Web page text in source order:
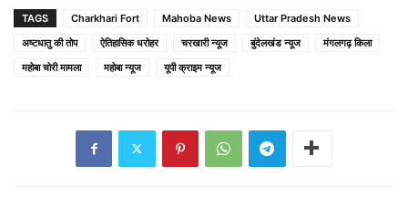
TAGS Charkhari Fort Mahoba News
Uttar Pradesh News
अष्टधातु की तोप
ऐतिहासिक धरोहर चरखारी न्यूज बुंदेलखंड न्यूज
मंगलगढ़ किला
महोबा चोरी मामला
महोबा न्यूज यूपी क्राइम न्यूज